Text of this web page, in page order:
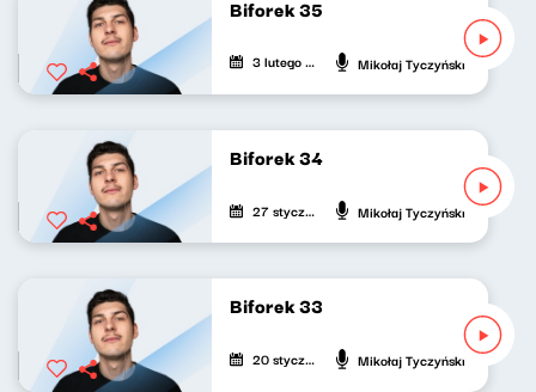
Biforek 35
3 lutego 2023 Mikołaj Tyczyński
Biforek 34
27 stycznia 2023 Mikołaj Tyczyński
Biforek 33
20 stycznia 2023 Mikołaj Tyczyński